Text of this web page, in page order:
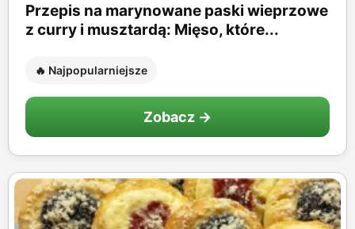
Przepis na marynowane paski wieprzowe
z curry i musztardą: Mięso, które...
🔥 Najpopularniejsze
Zobacz →